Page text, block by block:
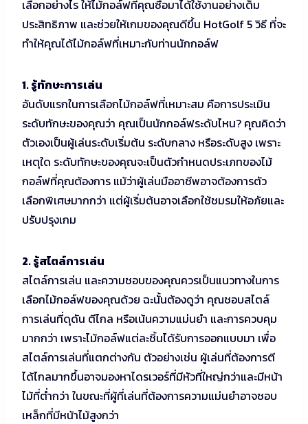
เลือกอย่างไร ให้ไม้กอล์ฟที่คุณซื้อมาได้ใช้งานอย่างเต็ม
ประสิทธิภาพ และช่วยให้เกมของคุณดีขึ้น HotGolf 5 วิธี ที่จะ
ทำให้คุณได้ไม้กอล์ฟที่เหมาะกับท่านนักกอล์ฟ
1. รู้ทักษะการเล่น
อันดับแรกในการเลือกไม้กอล์ฟที่เหมาะสม คือการประเมิน
ระดับทักษะของคุณว่า คุณเป็นนักกอล์ฟระดับไหน? คุณคิดว่า
ตัวเองเป็นผู้เล่นระดับเริ่มต้น ระดับกลาง หรือระดับสูง เพราะ
เหตุใด ระดับทักษะของคุณจะเป็นตัวกำหนดประเภทของไม้
กอล์ฟที่คุณต้องการ แม้ว่าผู้เล่นมืออาชีพอาจต้องการตัว
เลือกพิเศษมากกว่า แต่ผู้เริ่มต้นอาจเลือกใช้ชมรมให้อภัยและ
ปรับปรุงเกม
2. รู้สไตล์การเล่น
สไตล์การเล่น และความชอบของคุณควรเป็นแนวทางในการ
เลือกไม้กอล์ฟของคุณด้วย ฉะนั้นต้องดูว่า คุณชอบสไตล์
การเล่นที่ดุดัน ตีไกล หรือเน้นความแม่นยำ และการควบคุม
มากกว่า เพราะไม้กอล์ฟแต่ละชิ้นได้รับการออกแบบมา เพื่อ
สไตล์การเล่นที่แตกต่างกัน ตัวอย่างเช่น ผู้เล่นที่ต้องการตี
ได้ไกลมากขึ้นอาจมองหาไดรเวอร์ที่มีหัวที่ใหญ่กว่าและมีหน้า
ไม้ที่ต่ำกว่า ในขณะที่ผู้ที่เล่นที่ต้องการความแม่นยำอาจชอบ
เหล็กที่มีหน้าไม้สูงกว่า